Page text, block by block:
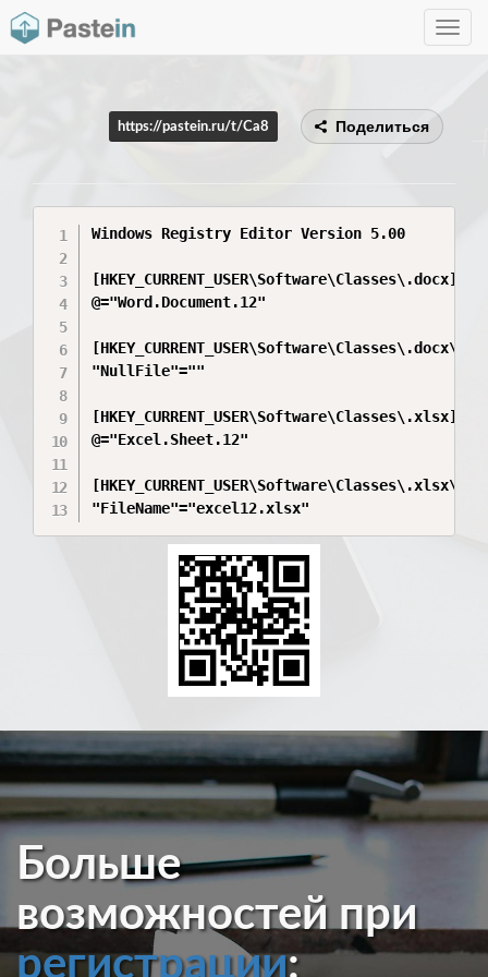
Toggle
https://pastein.ru/t/Ca8 Поделиться
Windows Registry Editor Version 5.00
[HKEY_CURRENT_USER\Software\Classes\.docx]
@="Word.Document.12"
"NullFile"=""
[HKEY_CURRENT_USER\Software\Classes\.xlsx]
@="Excel.Sheet.12"
Больше
возможностей при
регистрации: